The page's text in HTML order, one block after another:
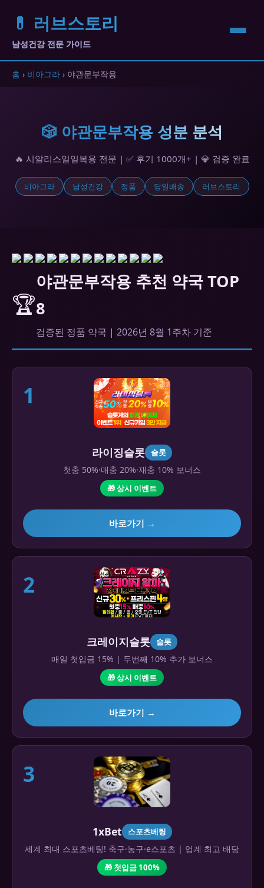
💊 러브스토리
남성건강 전문 가이드
홈 › 비아그라 › 야관문부작용
🎲 야관문부작용 성분 분석
🔥 시알리스일일복용 전문 | ✅ 후기 1000개+ | 💎 검증 완료
비아그라 남성건강 정품 당일배송 러브스토리
🏆
야관문부작용 추천 약국 TOP
8
검증된 정품 약국 | 2026년 8월 1주차 기준
1
라이징슬롯 슬롯
첫충 50%·매충 20%·재충 10% 보너스
🎁 상시 이벤트
바로가기 →
2
크레이지슬롯 슬롯
매일 첫입금 15% | 두번째 10% 추가 보너스
🎁 상시 이벤트
바로가기 →
3
1xBet 스포츠베팅
세계 최대 스포츠베팅! 축구·농구·e스포츠 | 업계 최고 배당
🎁 첫입금 100%